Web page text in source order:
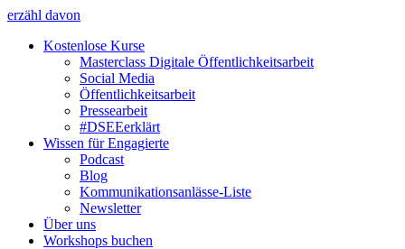
erzähl davon
Kostenlose Kurse
Masterclass Digitale Öffentlichkeitsarbeit
Social Media
Öffentlichkeitsarbeit
Pressearbeit
#DSEEerklärt
Wissen für Engagierte
Podcast
Blog
Kommunikationsanlässe-Liste
Newsletter
Über uns
Workshops buchen